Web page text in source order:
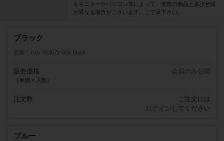
るモニターやパソコン等によって、実際の商品と多少色味
が異なる場合がございます。ご了承下さい。
ブラック
品番 nsb-30307z-00s-black
販売価格
（単価 × 入数）
会員のみ公開
注文数
ご注文には
ログイン してください
ブルー